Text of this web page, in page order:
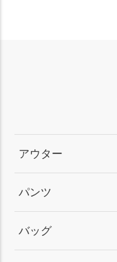
アウター
パンツ
バッグ